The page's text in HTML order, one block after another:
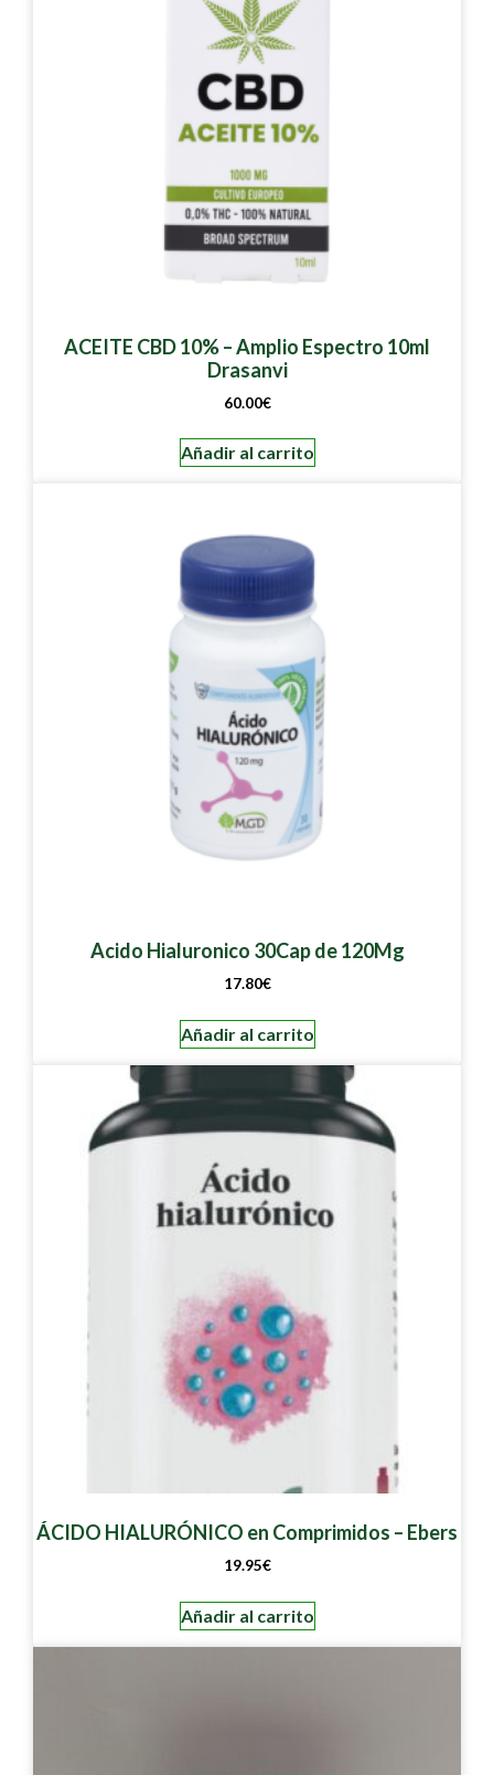
ACEITE CBD 10% – Amplio Espectro 10ml
Drasanvi
60.00€
Añadir al carrito
Acido Hialuronico 30Cap de 120Mg
17.80€
Añadir al carrito
ÁCIDO HIALURÓNICO en Comprimidos – Ebers
19.95€
Añadir al carrito